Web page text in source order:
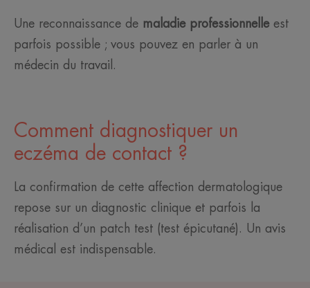
Une reconnaissance de maladie professionnelleest
parfois possible ; vous pouvez en parler à un
médecin du travail.
Comment diagnostiquer un
eczéma de contact ?
La confirmation de cette affection dermatologique
repose sur un diagnostic clinique et parfois la
réalisation d’un patch test (test épicutané). Un avis
médical est indispensable.